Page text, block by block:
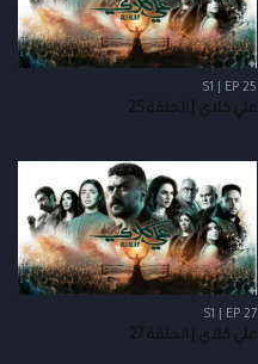
S1 | EP 25
علي كلاي | الحلقة 25
S1 | EP 27
علي كلاي | الحلقة 27